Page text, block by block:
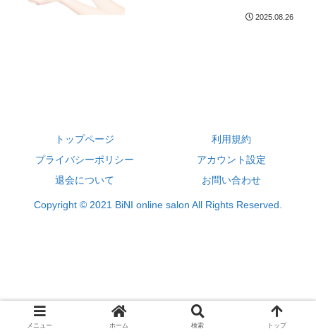
2025.08.26
トップページ
利用規約
プライバシーポリシー
アカウント設定
退会について
お問い合わせ
Copyright © 2021 BiNI online salon All Rights Reserved.
メニュー ホーム 検索 トップ